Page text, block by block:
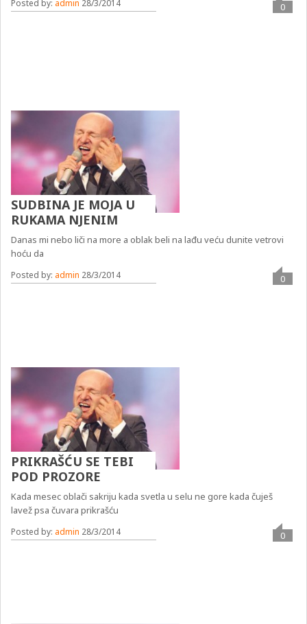
Posted by: admin 28/3/2014 0
SUDBINA JE MOJA U
RUKAMA NJENIM
Danas mi nebo liči na more a oblak beli na lađu veću dunite vetrovi
hoću da
Posted by: admin 28/3/2014 0
PRIKRAŠĆU SE TEBI
POD PROZORE
Kada mesec oblači sakriju kada svetla u selu ne gore kada čuješ
lavež psa čuvara prikrašću
Posted by: admin 28/3/2014 0